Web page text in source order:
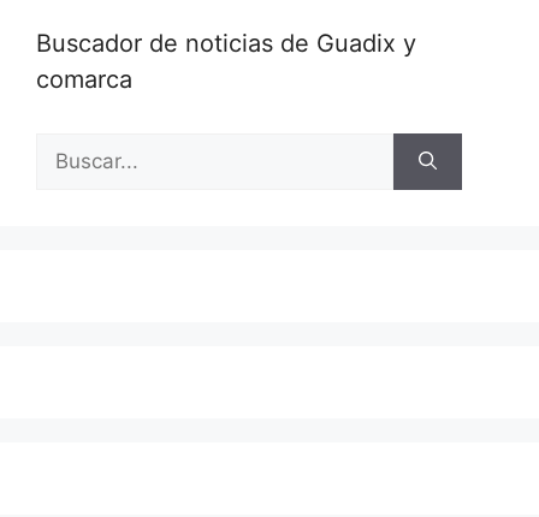
Buscador de noticias de Guadix y
comarca